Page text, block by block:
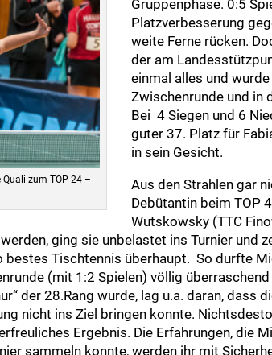
zum TOP 24 –
Gruppenphase. 0:5
Platzverbesserung
weite Ferne rücken.
der am
einmal alles und
Zwischenrunde und in
Bei 4 Siegen und 6
guter 37. Platz für
in sein Gesicht.
Aus den Strahlen gar
Debütantin beim TOP
Wutskowsky (TTC
ging sie unbelastet ins Turnier und
bestes Tischtennis überhaupt. So durfte
(mit 1:2 Spielen) völlig
der 28.Rang wurde, lag u.a. daran, dass
nicht ins Ziel bringen konnte.
Ergebnis. Die Erfahrungen, die
sammeln konnte, werden ihr mit